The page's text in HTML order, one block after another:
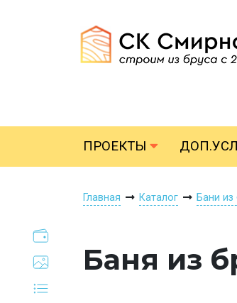
ПРОЕКТЫ
Главная Каталог Бани из
Баня из